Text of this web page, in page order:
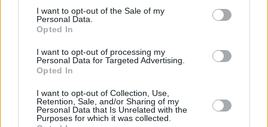
consent section.
I want to opt-out of the Sale of my
Personal Data.
Opted In
I want to opt-out of processing my
Personal Data for Targeted Advertising.
Opted In
I want to opt-out of Collection, Use,
Retention, Sale, and/or Sharing of my
Personal Data that Is Unrelated with the
Purposes for which it was collected.
Η θανάσιμη επιδημία έχει σκοτώσει ένα ολόκληρο
είδος αχινών στον κόλπο της Άκαμπα μέσα σε δύο
μήνες